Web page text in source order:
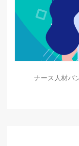
ナース人材バ